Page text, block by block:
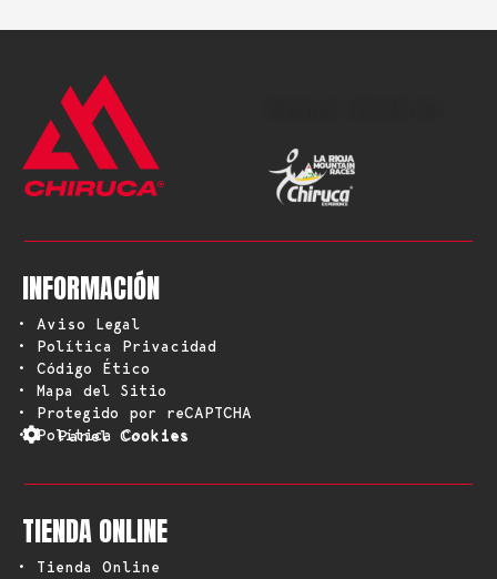
INFORMACIÓN
• Aviso Legal
• Política Privacidad
• Código Ético
• Mapa del Sitio
• Protegido por reCAPTCHA
• Política Cookies
Panel Cookies
TIENDA ONLINE
• Tienda Online